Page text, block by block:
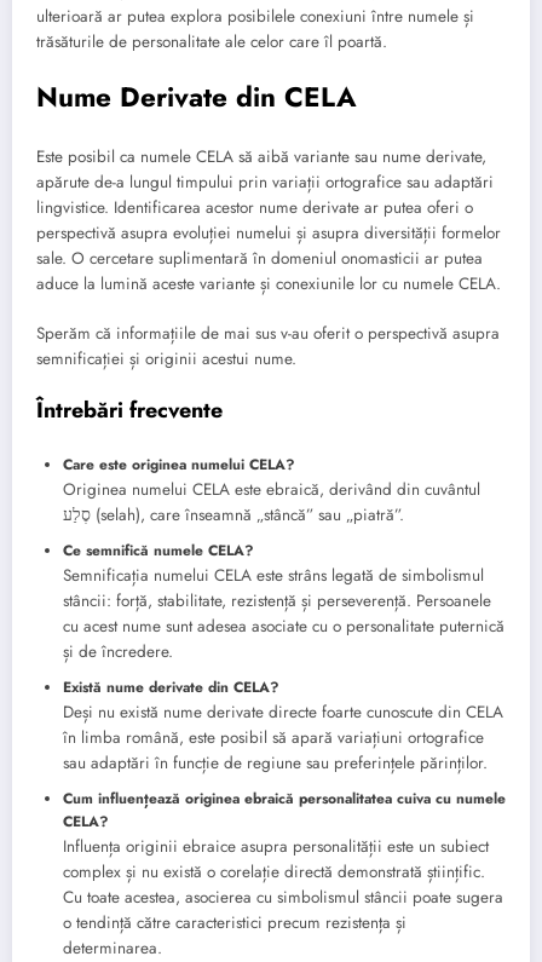
ulterioară ar putea explora posibilele conexiuni între numele și
trăsăturile de personalitate ale celor care îl poartă.
Nume Derivate din CELA
Este posibil ca numele CELA să aibă variante sau nume derivate,
apărute de-a lungul timpului prin variații ortografice sau adaptări
lingvistice. Identificarea acestor nume derivate ar putea oferi o
perspectivă asupra evoluției numelui și asupra diversității formelor
sale. O cercetare suplimentară în domeniul onomasticii ar putea
aduce la lumină aceste variante și conexiunile lor cu numele CELA.
Sperăm că informațiile de mai sus v-au oferit o perspectivă asupra
semnificației și originii acestui nume.
Întrebări frecvente
Care este originea numelui CELA?
Originea numelui CELA este ebraică, derivând din cuvântul
סֶלַע (selah), care înseamnă „stâncă” sau „piatră”.
Ce semnifică numele CELA?
Semnificația numelui CELA este strâns legată de simbolismul
stâncii: forță, stabilitate, rezistență și perseverență. Persoanele
cu acest nume sunt adesea asociate cu o personalitate puternică
și de încredere.
Există nume derivate din CELA?
Deși nu există nume derivate directe foarte cunoscute din CELA
în limba română, este posibil să apară variațiuni ortografice
sau adaptări în funcție de regiune sau preferințele părinților.
Cum influențează originea ebraică personalitatea cuiva cu numele
CELA?
Influența originii ebraice asupra personalității este un subiect
complex și nu există o corelație directă demonstrată științific.
Cu toate acestea, asocierea cu simbolismul stâncii poate sugera
o tendință către caracteristici precum rezistența și
determinarea.